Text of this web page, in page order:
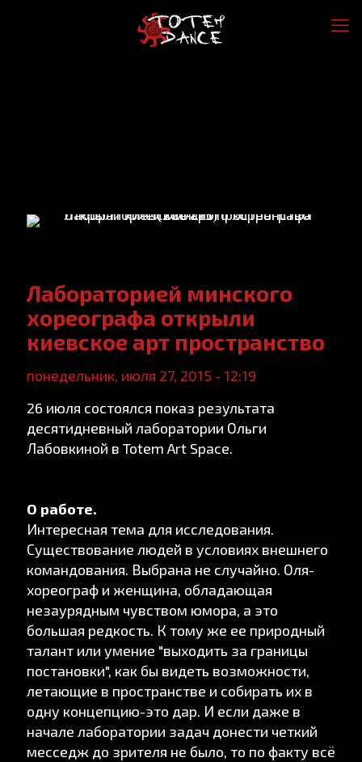
Лабораторией минского
хореографа открыли
киевское арт пространство
понедельник, июля 27, 2015 - 12:19
26 июля состоялся показ результата
десятидневный лаборатории Ольги
Лабовкиной в Totem Art Space.
О работе.
Интересная тема для исследования.
Существование людей в условиях внешнего
командования. Выбрана не случайно. Оля-
хореограф и женщина, обладающая
незаурядным чувством юмора, а это
большая редкость. К тому же ее природный
талант или умение "выходить за границы
постановки", как бы видеть возможности,
летающие в пространстве и собирать их в
одну концепцию-это дар. И если даже в
начале лаборатории задач донести четкий
месседж до зрителя не было, то по факту всё